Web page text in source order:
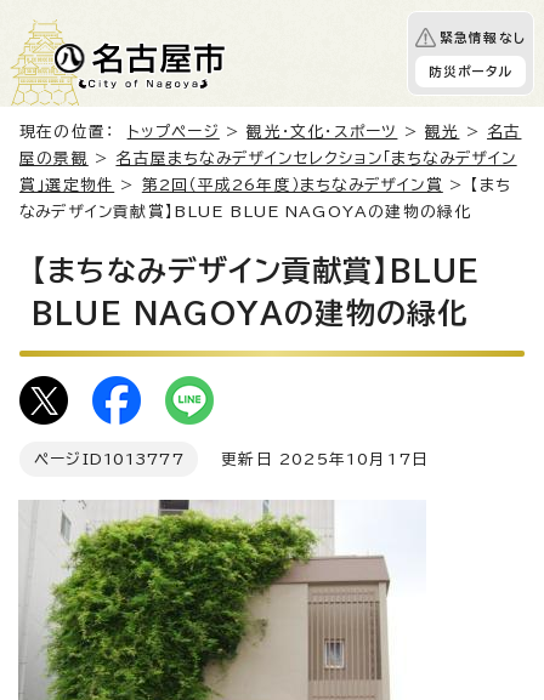
緊急情報なし
防災ポータル
現在の位置： トップページ >観光・文化・スポーツ >観光 > 名古
屋の景観
> 名古屋まちなみデザインセレクション「まちなみデザイン
賞」選定物件
> 第2回（平成26年度）まちなみデザイン賞
> 【まち
なみデザイン貢献賞】BLUE BLUE NAGOYAの建物の緑化
【まちなみデザイン貢献賞】BLUE
BLUE NAGOYAの建物の緑化
ページID 1013777 更新日 2025年10月17日